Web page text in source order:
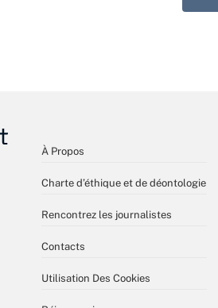
À Propos
Charte d’éthique et de déontologie
Rencontrez les journalistes
Contacts
Utilisation Des Cookies